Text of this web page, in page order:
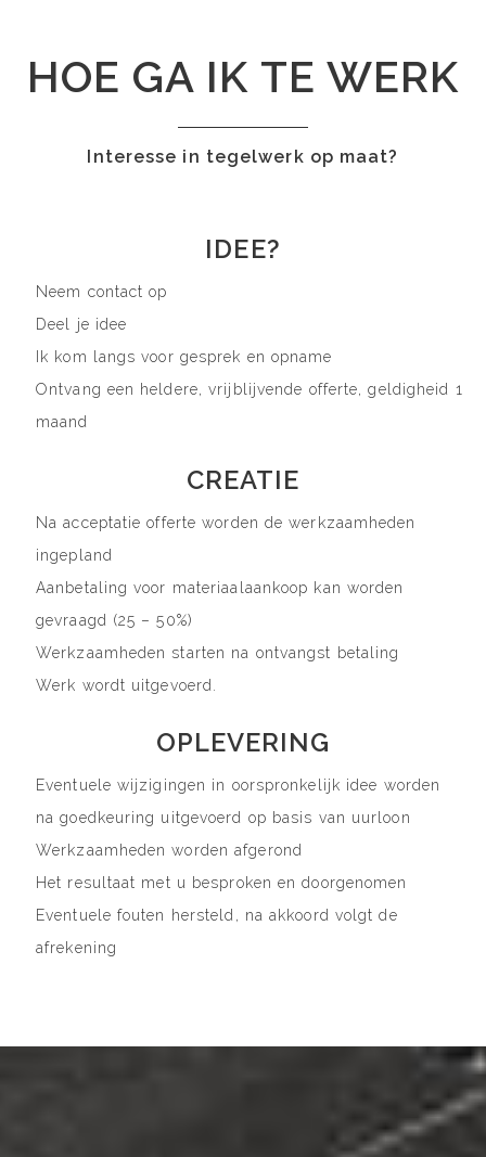
HOE GA IK TE WERK
Interesse in tegelwerk op maat?
IDEE?
Neem contact op
Deel je idee
Ik kom langs voor gesprek en opname
Ontvang een heldere, vrijblijvende offerte, geldigheid 1
maand
CREATIE
Na acceptatie offerte worden de werkzaamheden
ingepland
Aanbetaling voor materiaalaankoop kan worden
gevraagd (25 – 50%)
Werkzaamheden starten na ontvangst betaling
Werk wordt uitgevoerd.
OPLEVERING
Eventuele wijzigingen in oorspronkelijk idee worden
na goedkeuring uitgevoerd op basis van uurloon
Werkzaamheden worden afgerond
Het resultaat met u besproken en doorgenomen
Eventuele fouten hersteld, na akkoord volgt de
afrekening